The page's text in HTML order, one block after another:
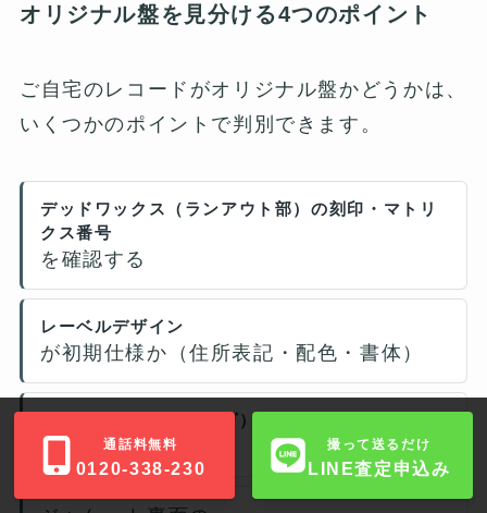
オリジナル盤を見分ける4つのポイント
ご自宅のレコードがオリジナル盤かどうかは、
いくつかのポイントで判別できます。
デッドワックス（ランアウト部）の刻印・マトリ
クス番号
を確認する
レーベルデザイン
が初期仕様か（住所表記・配色・書体）
深溝（ディープグルーヴ）
の有無を見る
通話料無料
0120-338-230
撮って送るだけ
LINE査定申込み